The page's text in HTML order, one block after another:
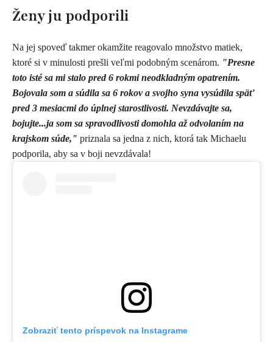
Ženy ju podporili
Na jej spoveď takmer okamžite reagovalo množstvo matiek,
ktoré si v minulosti prešli veľmi podobným scenárom. "Presne
toto isté sa mi stalo pred 6 rokmi neodkladným opatrením.
Bojovala som a súdila sa 6 rokov a svojho syna vysúdila späť
pred 3 mesiacmi do úplnej starostlivosti. Nevzdávajte sa,
bojujte...ja som sa spravodlivosti domohla až odvolaním na
krajskom súde," priznala sa jedna z nich, ktorá tak Michaelu
podporila, aby sa v boji nevzdávala!
Zobraziť tento príspevok na Instagrame